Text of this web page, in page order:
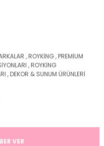
,ROYKİNG,PREMİUM
,ROYKİNG
,DEKOR & SUNUM ÜRÜNLERİ
VER